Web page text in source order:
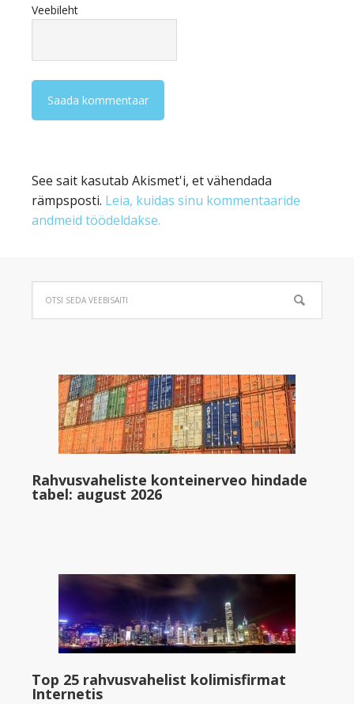
Veebileht
See sait kasutab Akismet'i, et vähendada
rämpsposti. Leia, kuidas sinu kommentaaride
andmeid töödeldakse.
Rahvusvaheliste konteinerveo hindade
tabel: august 2026
Top 25 rahvusvahelist kolimisfirmat
Internetis